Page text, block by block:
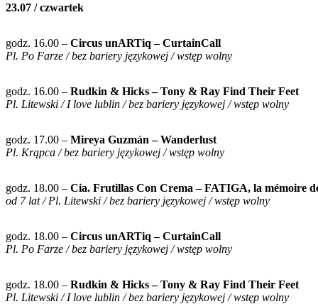
23.07 / czwartek
godz. 16.00 – Circus unARTiq – CurtainCall
Pl. Po Farze / bez bariery językowej / wstęp wolny
godz. 16.00 – Rudkin & Hicks – Tony & Ray Find Their Feet
Pl. Litewski / I love lublin / bez bariery językowej / wstęp wolny
godz. 17.00 – Mireya Guzmán – Wanderlust
Pl. Krąpca / bez bariery językowej / wstęp wolny
godz. 18.00 – Cia. Frutillas Con Crema – FATIGA, la mémoire
od 7 lat / Pl. Litewski / bez bariery językowej / wstęp wolny
godz. 18.00 – Circus unARTiq – CurtainCall
Pl. Po Farze / bez bariery językowej / wstęp wolny
godz. 18.00 – Rudkin & Hicks – Tony & Ray Find Their Feet
Pl. Litewski / I love lublin / bez bariery językowej / wstęp wolny